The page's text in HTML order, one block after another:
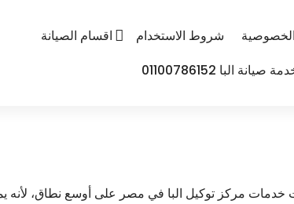
شروط الاستخدام
اقسام الصيانة
01100786152
خدمات مركز توكيل البا في مصر على أوسع نطاق،